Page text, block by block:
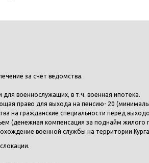
за счет ведомства.
для военнослужащих, в т.ч. военная ипотека.
право для выхода на пенсию- 20
на гражданские специальности перед
(денежная компенсация за поднайм жилого
военной службы на территории